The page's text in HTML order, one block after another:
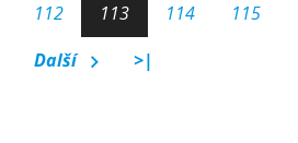
112
113 114 115
Další
>|